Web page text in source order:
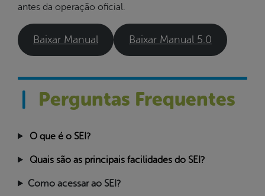
antes da operação oficial.
Baixar Manual Baixar Manual 5.0
Perguntas Frequentes
O que é o SEI?
Quais são as principais facilidades do SEI?
Como acessar ao SEI?